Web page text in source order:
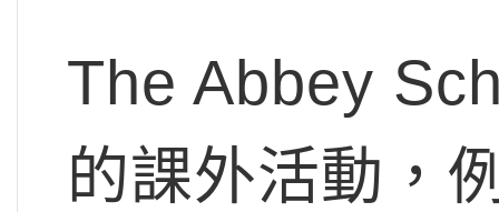
The Abbey
的課外活動，